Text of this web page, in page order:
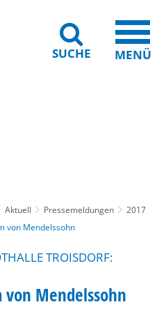
SUCHE MENÜ
Aktuell Pressemeldungen
2017
von Mendelssohn
TROISDORF:
von Mendelssohn